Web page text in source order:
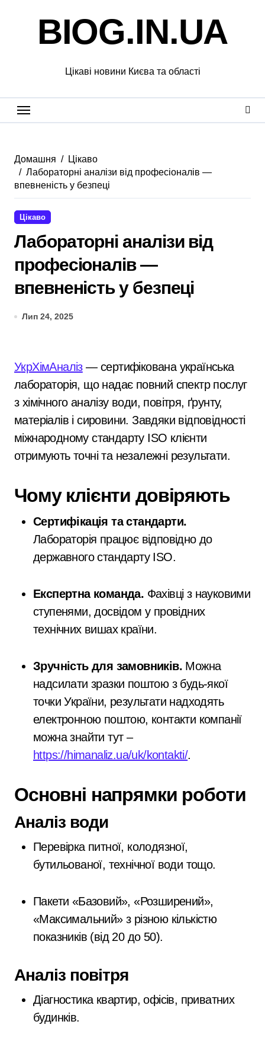
BIOG.IN.UA
Цікаві новини Києва та області
Домашня
Цікаво
Лабораторні аналізи від професіоналів —
впевненість у безпеці
Цікаво
Лабораторні аналізи від
професіоналів —
впевненість у безпеці
Лип 24, 2025
УкрХімАналіз— сертифікована українська
лабораторія, що надає повний спектр послуг
з хімічного аналізу води, повітря, ґрунту,
матеріалів і сировини. Завдяки відповідності
міжнародному стандарту ISO клієнти
отримують точні та незалежні результати.
Чому клієнти довіряють
Сертифікація та стандарти.
Лабораторія працює відповідно до
державного стандарту ISO.
Експертна команда. Фахівці з науковими
ступенями, досвідом у провідних
технічних вишах країни.
Зручність для замовників. Можна
надсилати зразки поштою з будь-якої
точки України, результати надходять
електронною поштою, контакти компанії
можна знайти тут –
https://himanaliz.ua/uk/kontakti/.
Основні напрямки роботи
Аналіз води
Перевірка питної, колодязної,
бутильованої, технічної води тощо.
Пакети «Базовий», «Розширений»,
«Максимальний» з різною кількістю
показників (від 20 до 50).
Аналіз повітря
Діагностика квартир, офісів, приватних
будинків.